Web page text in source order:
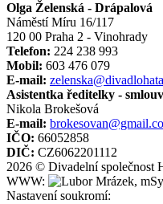
Olga Želenská - Drápalová
Náměstí Míru 16/117
120 00 Praha 2 - Vinohrady
Telefon: 224 238 993
Mobil: 603 476 079
E-mail:
Asistentka ředitelky -
Nikola Brokešová
E-mail:
IČO: 66052858
DIČ: CZ6062201112
2026 © Divadelní společnost
WWW:
Nastavení soukromí: